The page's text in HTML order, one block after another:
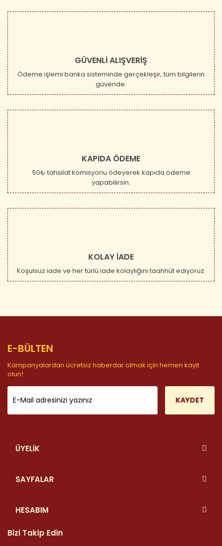
GÜVENLİ ALIŞVERİŞ
Ödeme işlemi banka sisteminde gerçekleşir, tüm bilgilerin
güvende.
KAPIDA ÖDEME
50₺ tahsilat komisyonu ödeyerek kapıda ödeme
yapabilirsin.
KOLAY İADE
Koşulsuz iade ve her türlü iade kolaylığını taahhüt ediyoruz.
E-BÜLTEN
Kampanyalardan ücretsiz haberdar olmak için hemen kayıt
olun!
KAYDET
ÜYELİK
SAYFALAR
HESABIM
Bizi Takip Edin